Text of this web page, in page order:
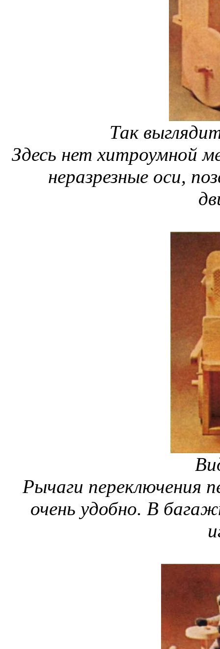
Так
Здесь нет хитроумной
неразрезные оси,
Рычаги переключения
очень удобно. В